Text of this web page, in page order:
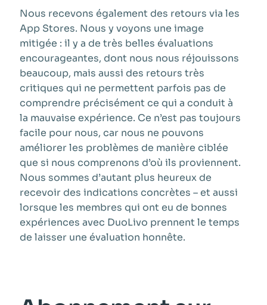
Nous recevons également des retours via les
App Stores. Nous y voyons une image
mitigée : il y a de très belles évaluations
encourageantes, dont nous nous réjouissons
beaucoup, mais aussi des retours très
critiques qui ne permettent parfois pas de
comprendre précisément ce qui a conduit à
la mauvaise expérience. Ce n’est pas toujours
facile pour nous, car nous ne pouvons
améliorer les problèmes de manière ciblée
que si nous comprenons d’où ils proviennent.
Nous sommes d’autant plus heureux de
recevoir des indications concrètes – et aussi
lorsque les membres qui ont eu de bonnes
expériences avec DuoLivo prennent le temps
de laisser une évaluation honnête.